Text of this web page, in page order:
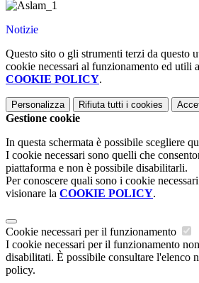
Notizie
Questo sito o gli strumenti terzi da questo
cookie necessari al funzionamento ed utili
COOKIE POLICY.
Personalizza Rifiuta tutti i cookies
Gestione cookie
In questa schermata è possibile scegliere
I cookie necessari sono quelli che
piattaforma e non è possibile disabilitarli.
Per conoscere quali sono i cookie
visionare la COOKIE POLICY.
Cookie necessari per il funzionamento
I cookie necessari per il funzionamento
disabilitati. È possibile consultare l'elenco
policy.